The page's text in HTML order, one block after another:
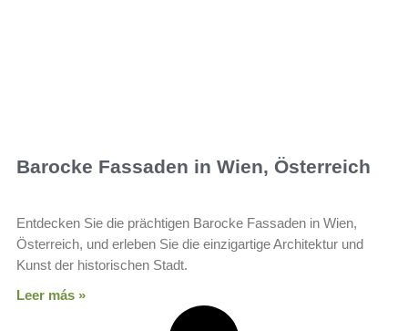
Barocke Fassaden in Wien, Österreich
Entdecken Sie die prächtigen Barocke Fassaden in Wien,
Österreich, und erleben Sie die einzigartige Architektur und
Kunst der historischen Stadt.
Leer más »